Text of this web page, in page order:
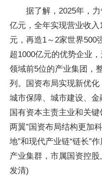
据了解，2025年，
亿元，全年实现营业收
元，再造1～2家世界500
超1000亿元的优势企业
领域前5位的产业集团，
列。国资布局实现新优
城市保障、城市建设、金
国有资本主责主业和关
两翼”国资布局结构更加
地”和现代产业链“链长”
产业集群，市属国资控
发清)